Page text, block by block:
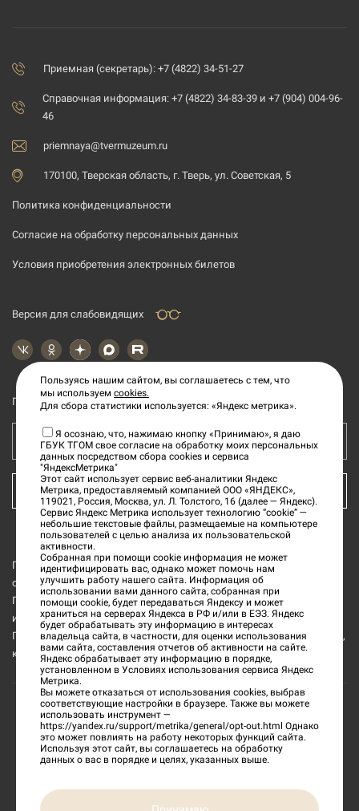
Приемная (секретарь): +7 (4822) 34-51-27
Справочная информация: +7 (4822) 34-83-39 и +7 (904) 004-96-
46
priemnaya@tvermuzeum.ru
170100, Тверская область, г. Тверь, ул. Советская, 5
Политика конфиденциальности
Согласие на обработку персональных данных
Условия приобретения электронных билетов
Версия для слабовидящих
Подпишитесь на рассылку новостей
Ваш e-mail адрес
КУПИТЬ БИЛЕТ
Государственное бюджетное учреждение культуры «Тверской
области Тверской государственный объединённый музей» (далее
ГБУК ТГОМ) является обладателем исключительных прав на все
изображения интерьеров и музейных предметов из коллекции
ГБУК ТГОМ, а также на все изображения и текстовую информацию,
которые размещены на данном официальном сайте.
2026«Тверской государственный объединенный
музей»
Сделано в
Пользуясь нашим сайтом, вы соглашаетесь с тем, что
мы используем cookies.
Для сбора статистики используется: «Яндекс метрика».
Я осознаю, что, нажимаю кнопку «Принимаю», я даю
ГБУК ТГОМ свое согласие на обработку моих персональных
данных посредством сбора cookies и сервиса
"ЯндексМетрика"
Этот сайт использует сервис веб-аналитики Яндекс
Метрика, предоставляемый компанией ООО «ЯНДЕКС»,
119021, Россия, Москва, ул. Л. Толстого, 16 (далее — Яндекс).
Сервис Яндекс Метрика использует технологию “cookie” —
небольшие текстовые файлы, размещаемые на компьютере
пользователей с целью анализа их пользовательской
активности.
Собранная при помощи cookie информация не может
идентифицировать вас, однако может помочь нам
улучшить работу нашего сайта. Информация об
использовании вами данного сайта, собранная при
помощи cookie, будет передаваться Яндексу и может
храниться на серверах Яндекса в РФ и/или в ЕЭЗ. Яндекс
будет обрабатывать эту информацию в интересах
владельца сайта, в частности, для оценки использования
вами сайта, составления отчетов об активности на сайте.
Яндекс обрабатывает эту информацию в порядке,
установленном в Условиях использования сервиса Яндекс
Метрика.
Вы можете отказаться от использования cookies, выбрав
соответствующие настройки в браузере. Также вы можете
использовать инструмент —
https://yandex.ru/support/metrika/general/opt-out.html Однако
это может повлиять на работу некоторых функций сайта.
Используя этот сайт, вы соглашаетесь на обработку
данных о вас в порядке и целях, указанных выше.